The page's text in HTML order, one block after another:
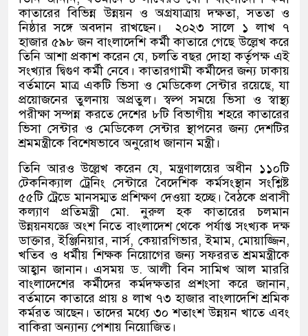
কাতারের বিভিন্ন উন্নয়ন ও অগ্রযাত্রায় দক্ষতা,সততা ও
নিষ্ঠার সঙ্গে অবদান রাখছেন।
২০২৩ সালে ১ লাখ ৭
হাজার ৫৯৮ জন বাংলাদেশি কর্মী কাতারে গেছে উল্লেখ করে
তিনি আশা প্রকাশ করেন যে,চলতি বছর দোহা কর্তৃপক্ষ এই
সংখ্যার দ্বিগুণ কর্মী নেবে। কাতারগামী কর্মীদের জন্য ঢাকায়
বর্তমানে মাত্র একটি ভিসা ও মেডিকেল সেন্টার রয়েছে,যা
প্রয়োজনের তুলনায় অপ্রতুল। স্বল্প সময়ে ভিসা ও স্বাস্থ্য
পরীক্ষা সম্পন্ন করতে দেশের ৮টি বিভাগীয় শহরে কাতারের
ভিসা সেন্টার ও মেডিকেল সেন্টার স্থাপনের জন্য দেশটির
শ্রমমন্ত্রীকে বিশেষভাবে অনুরোধ জানান মন্ত্রী।
তিনি আরও উল্লেখ করেন যে,মন্ত্রণালয়ের অধীন ১১০টি
টেকনিক্যাল ট্রেনিং সেন্টারে বৈদেশিক কর্মসংস্থান সংশ্লিষ্ট
৫৫টি ট্রেডে মানসম্মত প্রশিক্ষণ দেওয়া হচ্ছে। বৈঠকে প্রবাসী
কল্যাণ প্রতিমন্ত্রী মো.নুরুল হক কাতারের চলমান
উন্নয়নযজ্ঞে অংশ নিতে বাংলাদেশ থেকে পর্যাপ্ত সংখ্যক দক্ষ
ডাক্তার,ইঞ্জিনিয়ার,নার্স, কেয়ারগিভার,ইমাম,মোয়াজ্জিন,
খতিব ও ধর্মীয় শিক্ষক নিয়োগের জন্য সফররত শ্রমমন্ত্রীকে
আহ্বান জানান। এসময় ড.আলী বিন সামিখ আল মাররি
বাংলাদেশের কর্মীদের কর্মদক্ষতার প্রশংসা করে জানান,
বর্তমানে কাতারে প্রায় ৪ লাখ ৭৩ হাজার বাংলাদেশি শ্রমিক
কর্মরত আছেন। তাদের মধ্যে ৩০ শতাংশ উন্নয়ন খাতে এবং
বাকিরা অন্যান্য পেশায় নিয়োজিত।